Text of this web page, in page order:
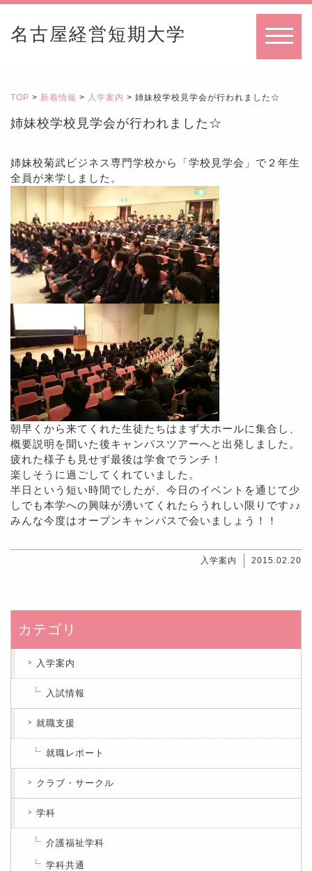
名古屋経営短期大学
TOP > 新着情報 > 入学案内 > 姉妹校学校見学会が行われました☆
姉妹校学校見学会が行われました☆
姉妹校菊武ビジネス専門学校から「学校見学会」で２年生
全員が来学しました。
朝早くから来てくれた生徒たちはまず大ホールに集合し、
概要説明を聞いた後キャンパスツアーへと出発しました。
疲れた様子も見せず最後は学食でランチ！
楽しそうに過ごしてくれていました。
半日という短い時間でしたが、今日のイベントを通じて少
しでも本学への興味が湧いてくれたらうれしい限りです♪♪
みんな今度はオープンキャンパスで会いましょう！！
入学案内 2015.02.20
カテゴリ
入学案内
入試情報
就職支援
就職レポート
クラブ・サークル
学科
介護福祉学科
学科共通